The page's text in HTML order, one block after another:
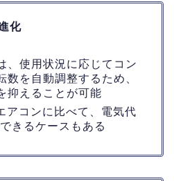
化
、使用状況に応じてコン
数を自動調整するため、
抑えることが可能
アコンに比べて、電気代
きるケースもある